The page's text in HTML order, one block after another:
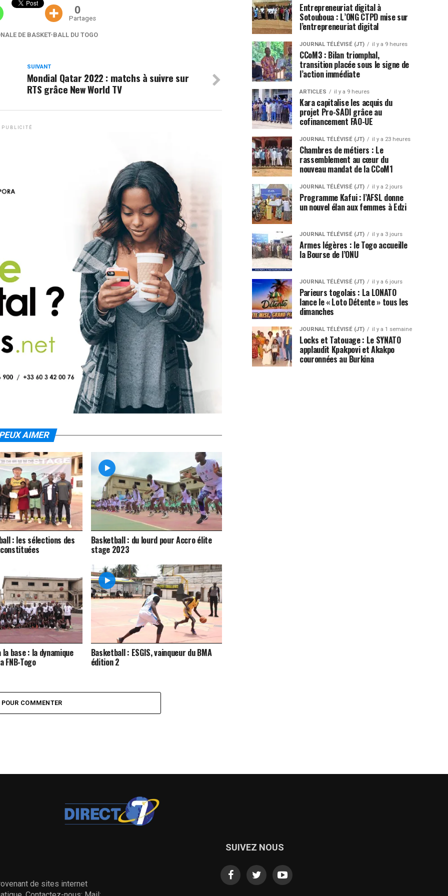
0
Partages
DE BASKET-BALL DU TOGO
SUIVANT
Mondial Qatar 2022 : matchs à suivre sur
RTS grâce New World TV
PUBLICITÉ
AIMER
: les sélections des Basketball : du lourd pour Accro élite
stage 2023
base : la dynamique
FNB-Togo
Basketball : ESGIS, vainqueur du BMA
édition 2
COMMENTER
Entrepreneuriat digital à
Sotouboua : L’ONG CTPD mise sur
l’entrepreneuriat digital
JOURNAL TÉLÉVISÉ (JT) il y a 9 heures
CCoM3 : Bilan triomphal,
transition placée sous le signe de
l’action immédiate
ARTICLES il y a 9 heures
Kara capitalise les acquis du
projet Pro-SADI grâce au
cofinancement FAO-UE
JOURNAL TÉLÉVISÉ (JT) il y a 23 heures
Chambres de métiers : Le
rassemblement au cœur du
nouveau mandat de la CCoM1
JOURNAL TÉLÉVISÉ (JT) il y a 2 jours
Programme Kafui : l’AFSL donne
un nouvel élan aux femmes à Edzi
JOURNAL TÉLÉVISÉ (JT) il y a 3 jours
Armes légères : le Togo accueille
la Bourse de l’ONU
JOURNAL TÉLÉVISÉ (JT) il y a 6 jours
Parieurs togolais : La LONATO
lance le « Loto Détente » tous les
dimanches
JOURNAL TÉLÉVISÉ (JT) il y a 1 semaine
Locks et Tatouage : Le SYNATO
applaudit Kpakpovi et Akakpo
couronnées au Burkina
de sites internet
SUIVEZ NOUS